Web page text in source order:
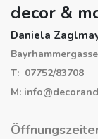
decor &
Daniela
T: 07752/83708
M: